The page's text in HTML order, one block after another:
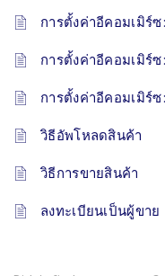
การตั้งค่าอีคอมเมิร์
การตั้งค่าอีคอมเมิร์
การตั้งค่าอีคอมเมิร์
วิธีอัพโหลดสินค้า
วิธีการขายสินค้า
ลงทะเบียนเป็นผู้ขาย